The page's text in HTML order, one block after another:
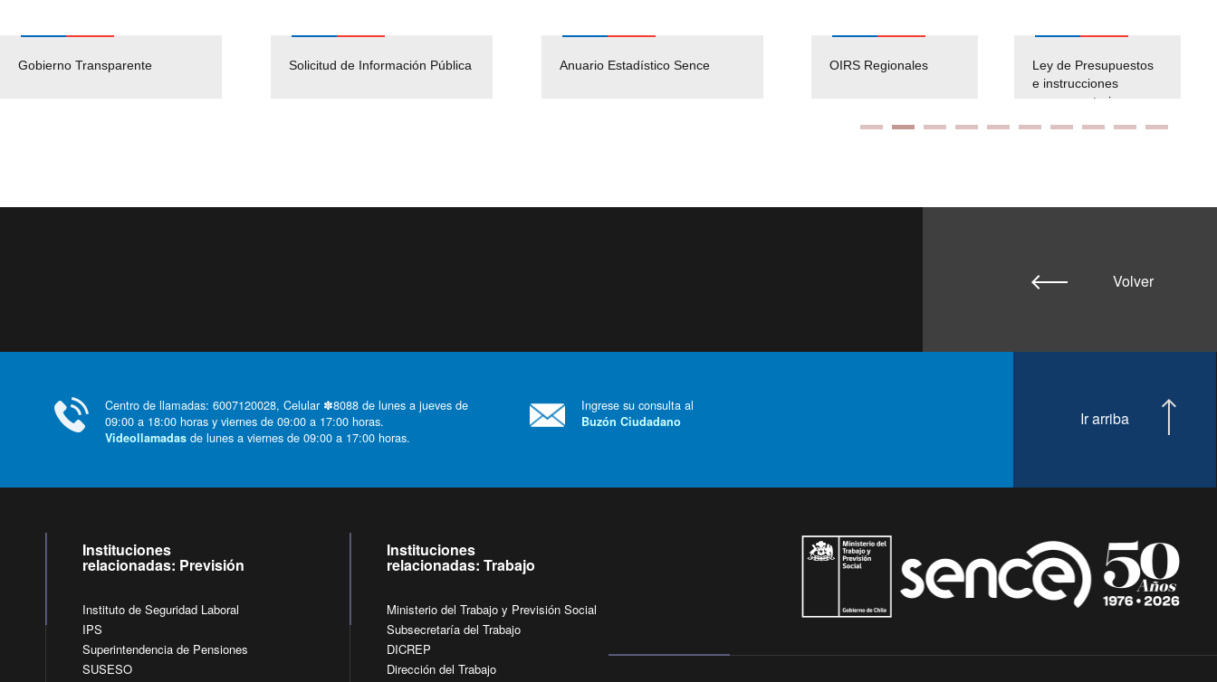
Gobierno Transparente Solicitud de Información Pública Anuario Estadístico Sence
Pago Proveedores
Empleos Públicos
Solicitud Audiencias y
OIRS Regionales
Ley de Presupuestos
e instrucciones
presuspuetarias
Volver
Centro de llamadas: 6007120028, Celular ✽8088 de lunes a jueves de
09:00 a 18:00 horas y viernes de 09:00 a 17:00 horas.
Videollamadas de lunes a viernes de 09:00 a 17:00 horas.
Ingrese su consulta al
Buzón Ciudadano Ir arriba
Instituciones
relacionadas: Previsión
Instituto de Seguridad Laboral
IPS
Superintendencia de Pensiones
SUSESO
Instituciones
relacionadas: Trabajo
Ministerio del Trabajo y Previsión Social
Subsecretaría del Trabajo
DICREP
Dirección del Trabajo